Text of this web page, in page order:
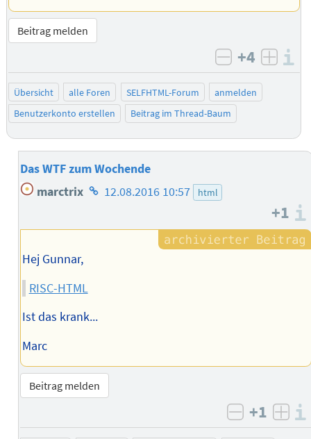
Beitrag melden
negativ
+4
Übersicht alle Foren SELFHTML-Forum
anmelden
Benutzerkonto erstellen
Beitrag im Thread-Baum
Das WTF zum Wochende
marctrix Homepage
Autors
12.08.2016 10:57 html
+1
Hej Gunnar,
RISC-HTML
Ist das krank...
Marc
Beitrag melden
negativ
+1